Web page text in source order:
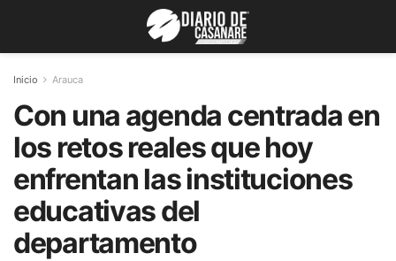
Inicio Arauca
Con una agenda centrada en
los retos reales que hoy
enfrentan las instituciones
educativas del
departamento